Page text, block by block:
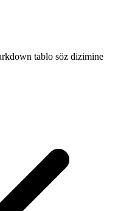
tablo söz dizimine